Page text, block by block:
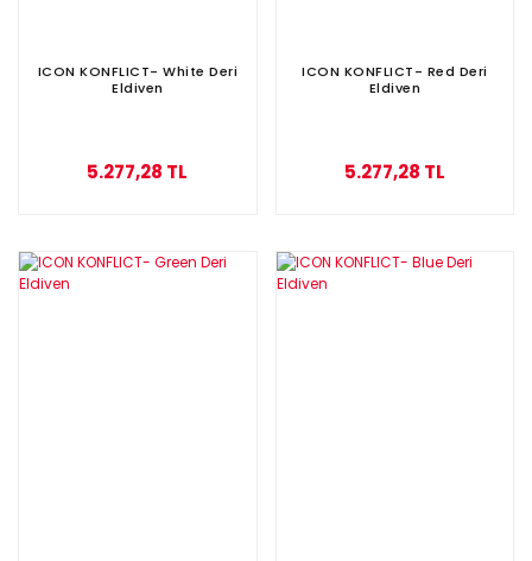
ICON KONFLICT- White Deri
Eldiven
5.277,28 TL
ICON KONFLICT- Red Deri
Eldiven
5.277,28 TL